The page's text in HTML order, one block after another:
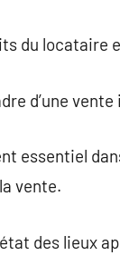
du locataire
d’une
essentiel
vente.
des lieux